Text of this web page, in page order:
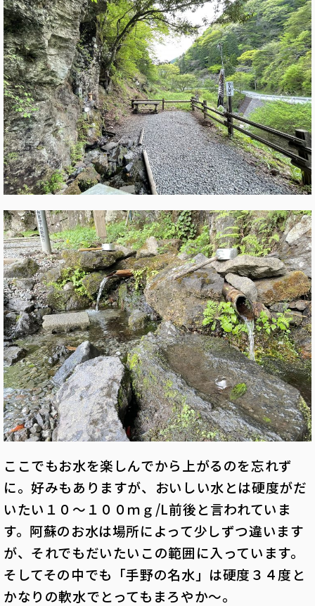
ここでもお水を楽しんでから上がるのを忘れず
に。好みもありますが、おいしい水とは硬度がだ
いたい１０～１００ｍｇ/L前後と言われていま
す。阿蘇のお水は場所によって少しずつ違います
が、それでもだいたいこの範囲に入っています。
そしてその中でも「手野の名水」は硬度３４度と
かなりの軟水でとってもまろやか～。